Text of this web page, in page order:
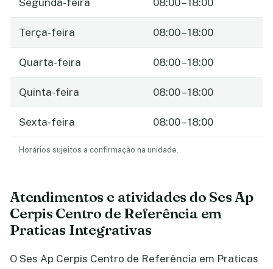
Segunda-feira 08:00 – 18:00
Terça-feira 08:00 – 18:00
Quarta-feira 08:00 – 18:00
Quinta-feira 08:00 – 18:00
Sexta-feira 08:00 – 18:00
Horários sujeitos a confirmação na unidade.
Atendimentos e atividades do Ses Ap
Cerpis Centro de Referência em
Praticas Integrativas
O Ses Ap Cerpis Centro de Referência em Praticas